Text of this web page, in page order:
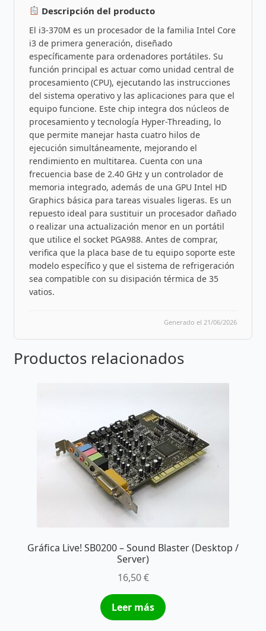
Descripción del producto
El i3-370M es un procesador de la familia Intel Core
i3 de primera generación, diseñado
específicamente para ordenadores portátiles. Su
función principal es actuar como unidad central de
procesamiento (CPU), ejecutando las instrucciones
del sistema operativo y las aplicaciones para que el
equipo funcione. Este chip integra dos núcleos de
procesamiento y tecnología Hyper-Threading, lo
que permite manejar hasta cuatro hilos de
ejecución simultáneamente, mejorando el
rendimiento en multitarea. Cuenta con una
frecuencia base de 2.40 GHz y un controlador de
memoria integrado, además de una GPU Intel HD
Graphics básica para tareas visuales ligeras. Es un
repuesto ideal para sustituir un procesador dañado
o realizar una actualización menor en un portátil
que utilice el socket PGA988. Antes de comprar,
verifica que la placa base de tu equipo soporte este
modelo específico y que el sistema de refrigeración
sea compatible con su disipación térmica de 35
vatios.
Generado el 21/06/2026
Productos relacionados
Gráfica Live! SB0200 – Sound Blaster (Desktop /
Server)
16,50€
Leer más